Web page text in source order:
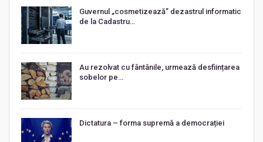
Guvernul „cosmetizează” dezastrul informatic
de la Cadastru…
Au rezolvat cu fântânile, urmează desființarea
sobelor pe…
Dictatura – forma supremă a democrației